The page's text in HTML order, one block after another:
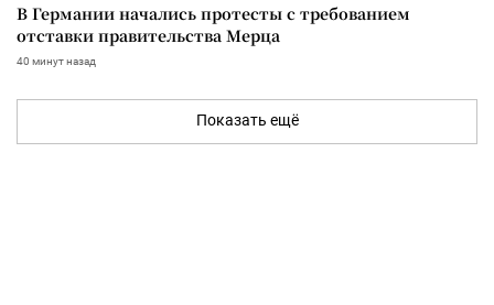
В Германии начались протесты с требованием
отставки правительства Мерца
40 минут назад
Показать ещё